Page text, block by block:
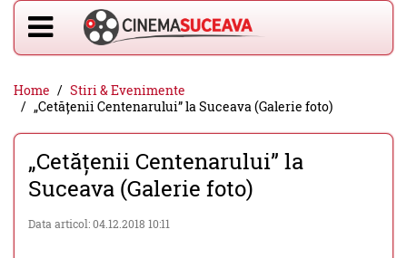
Home
Stiri & Evenimente
„Cetățenii Centenarului” la Suceava (Galerie foto)
„Cetățenii Centenarului” la
Suceava (Galerie foto)
Data articol: 04.12.2018 10:11